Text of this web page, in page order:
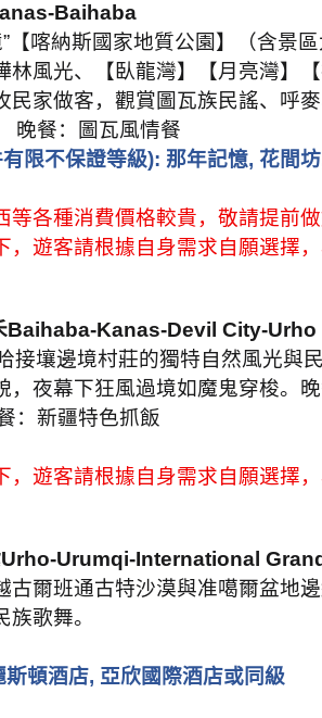
Baihaba
” 【喀納斯國家地質公園】（含景
風光、【臥龍灣】【月亮灣】
家做客，觀賞圖瓦族民謠、呼麥
晚餐：圖瓦風情餐
限不保證等級): 那年記憶, 花間坊
各種消費價格較貴，敬請提前做
遊客請根據自身需求自願選擇，
Baihaba-Kanas-Devil City-Urho
接壤邊境村莊的獨特自然風光與
夜幕下狂風過境如魔鬼穿梭。
：新疆特色抓飯
遊客請根據自身需求自願選擇，
Urho-Urumqi-International
爾班通古特沙漠與准噶爾盆地
歌舞。
斯頓酒店, 亞欣國際酒店或同級